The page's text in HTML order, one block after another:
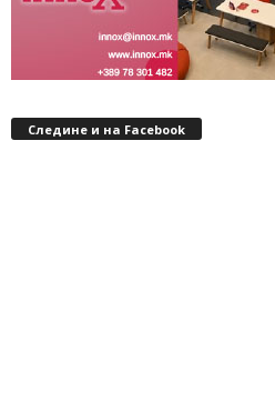
Следине и на Facebook